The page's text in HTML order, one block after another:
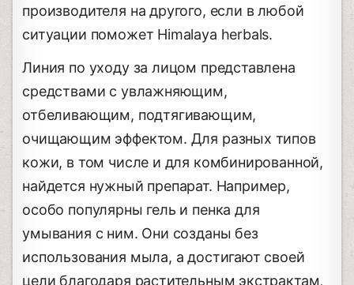
производителя на другого, если в любой
ситуации поможет Himalaya herbals.
Линия по уходу за лицом представлена
средствами с увлажняющим,
отбеливающим, подтягивающим,
очищающим эффектом. Для разных типов
кожи, в том числе и для комбинированной,
найдется нужный препарат. Например,
особо популярны гель и пенка для
умывания с ним. Они созданы без
использования мыла, а достигают своей
цели благодаря растительным экстрактам,